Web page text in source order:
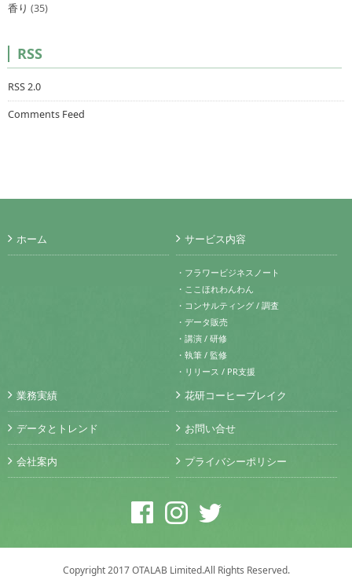
香り (35)
RSS
RSS 2.0
Comments Feed
ホーム サービス内容
・フラワービジネスノート
・ここほれわんわん
・コンサルティング / 調査
・データ販売
・講演 / 研修
・執筆 / 監修
・リリース / PR支援
業務実績
データとトレンド
会社案内
花研コーヒーブレイク
お問い合せ
プライバシーポリシー
Copyright 2017 OTALAB Limited.All Rights Reserved.